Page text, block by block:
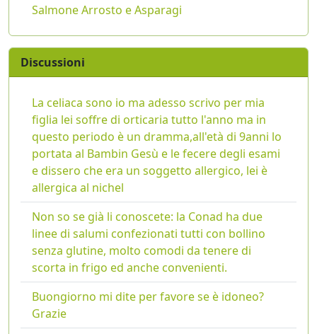
Salmone Arrosto e Asparagi
Discussioni
La celiaca sono io ma adesso scrivo per mia
figlia lei soffre di orticaria tutto l'anno ma in
questo periodo è un dramma,all'età di 9anni lo
portata al Bambin Gesù e le fecere degli esami
e dissero che era un soggetto allergico, lei è
allergica al nichel
Non so se già li conoscete: la Conad ha due
linee di salumi confezionati tutti con bollino
senza glutine, molto comodi da tenere di
scorta in frigo ed anche convenienti.
Buongiorno mi dite per favore se è idoneo?
Grazie